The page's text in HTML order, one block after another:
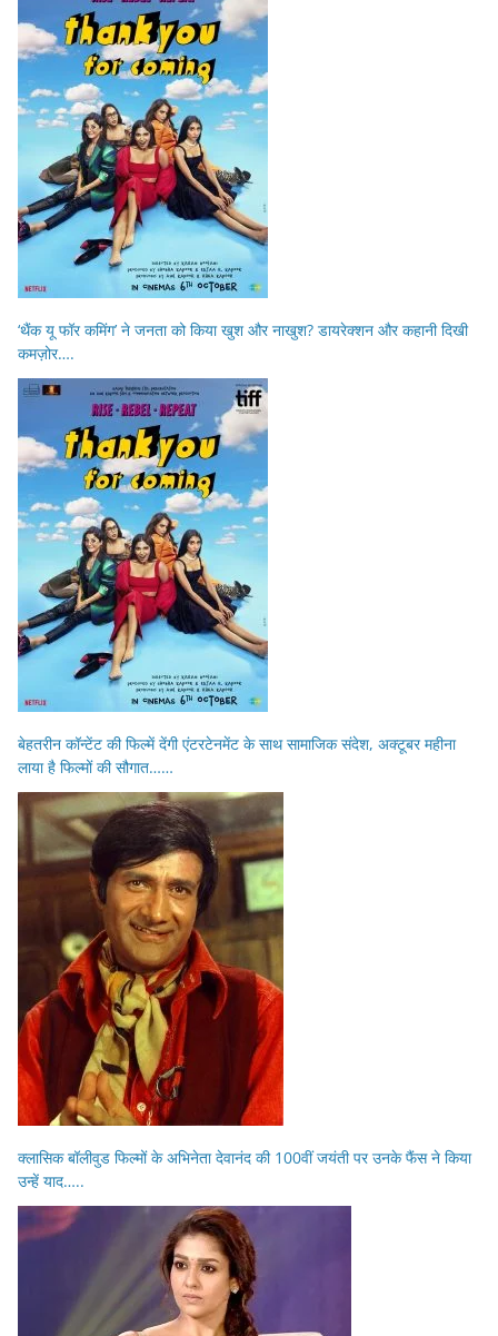
‘थैंक यू फॉर कमिंग’ ने जनता को किया खुश और नाखुश? डायरेक्शन और कहानी दिखी
कमज़ोर….
बेहतरीन कॉन्टेंट की फिल्में देंगी एंटरटेनमेंट के साथ सामाजिक संदेश, अक्टूबर महीना
लाया है फिल्मों की सौगात……
क्लासिक बॉलीवुड फिल्मों के अभिनेता देवानंद की 100वीं जयंती पर उनके फैंस ने किया
उन्हें याद…..